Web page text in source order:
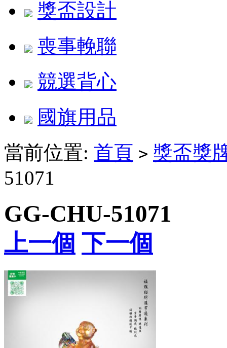
獎盃設計
喪事輓聯
競選背心
國旗用品
當前位置: 首頁 > 獎盃獎
51071
GG-CHU-51071
上一個 下一個